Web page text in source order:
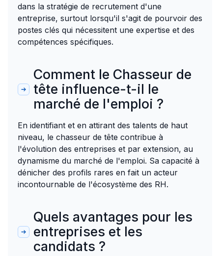
dans la stratégie de recrutement d'une
entreprise, surtout lorsqu'il s'agit de pourvoir des
postes clés qui nécessitent une expertise et des
compétences spécifiques.
Comment le Chasseur de
tête influence-t-il le
marché de l'emploi ?
En identifiant et en attirant des talents de haut
niveau, le chasseur de tête contribue à
l'évolution des entreprises et par extension, au
dynamisme du marché de l'emploi. Sa capacité à
dénicher des profils rares en fait un acteur
incontournable de l'écosystème des RH.
Quels avantages pour les
entreprises et les
candidats ?